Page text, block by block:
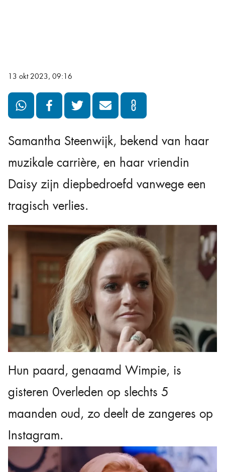
13 okt 2023, 09:16
Samantha Steenwijk, bekend van haar
muzikale carrière, en haar vriendin
Daisy zijn diepbedroefd vanwege een
tragisch verlies.
Hun paard, genaamd Wimpie, is
gisteren 0verleden op slechts 5
maanden oud, zo deelt de zangeres op
Instagram.